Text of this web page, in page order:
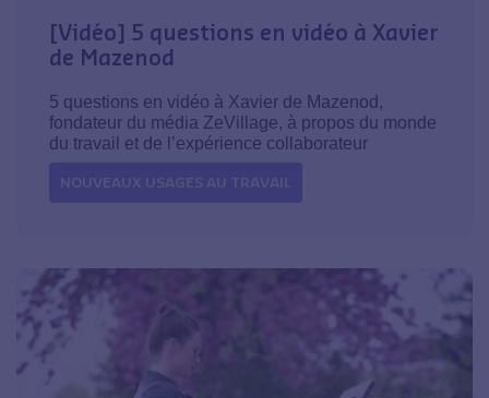
[Vidéo] 5 questions en vidéo à Xavier
de Mazenod
5 questions en vidéo à Xavier de Mazenod,
fondateur du média ZeVillage, à propos du monde
du travail et de l’expérience collaborateur
NOUVEAUX USAGES AU TRAVAIL